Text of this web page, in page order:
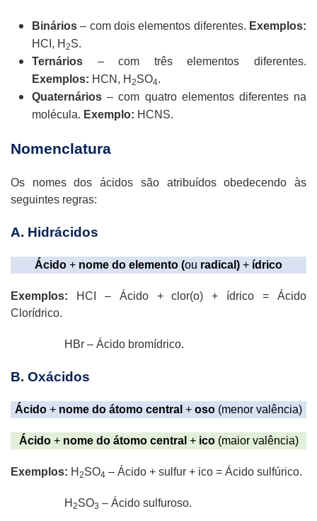
Binários – com dois elementos diferentes. Exemplos:
HCI, H 2S.
Ternários – com três elementos diferentes.
Exemplos: HCN, H 2SO4.
Quaternários – com quatro elementos diferentes na
molécula. Exemplo: HCNS.
Nomenclatura
Os nomes dos ácidos são atribuídos obedecendo às
seguintes regras:
A. Hidrácidos
Ácido + nome do elemento (ou radical) + ídrico
Exemplos: HCI – Ácido + clor(o) + ídrico = Ácido
Clorídrico.
HBr – Ácido bromídrico.
B. Oxácidos
Ácido + nome do átomo central + oso (menor valência)
Ácido +nome do átomo central +ico (maior valência)
Exemplos: H 2SO4 – Ácido + sulfur + ico = Ácido sulfúrico.
H 2SO3 – Ácido sulfuroso.